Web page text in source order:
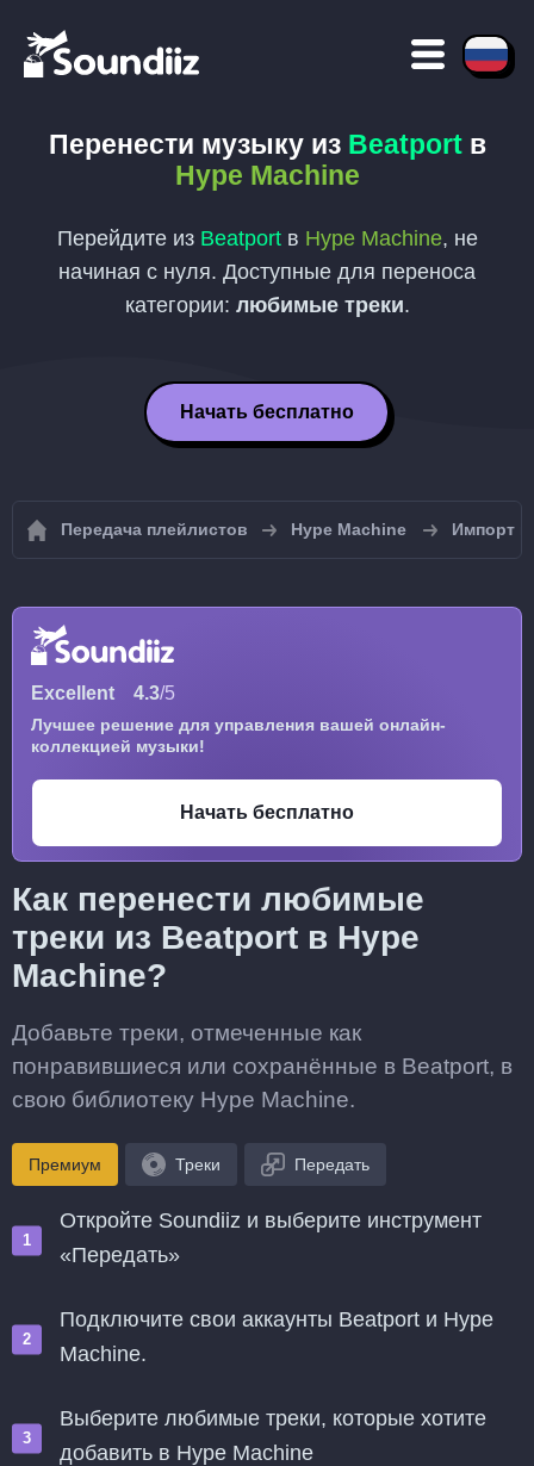
Перенести музыку из Beatportв
Hype Machine
Перейдите из Beatportв Hype Machine, не
начиная с нуля. Доступные для переноса
категории: любимые треки.
Начать бесплатно
Передача плейлистов Hype Machine Импорт
Excellent 4.3/5
Лучшее решение для управления вашей онлайн-
коллекцией музыки!
Начать бесплатно
Как перенести любимые
треки из Beatport в Hype
Machine?
Добавьте треки, отмеченные как
понравившиеся или сохранённые в Beatport, в
свою библиотеку Hype Machine.
Премиум Треки Передать
Откройте Soundiiz и выберите инструмент
«Передать»
Подключите свои аккаунты Beatport и Hype
Machine.
Выберите любимые треки, которые хотите
добавить в Hype Machine